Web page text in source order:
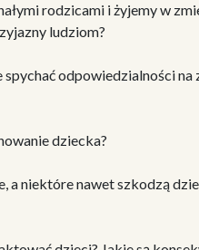
rodzicami i żyjemy w
ludziom?
odpowiedzialności na
dziecka?
a niektóre nawet szkodzą